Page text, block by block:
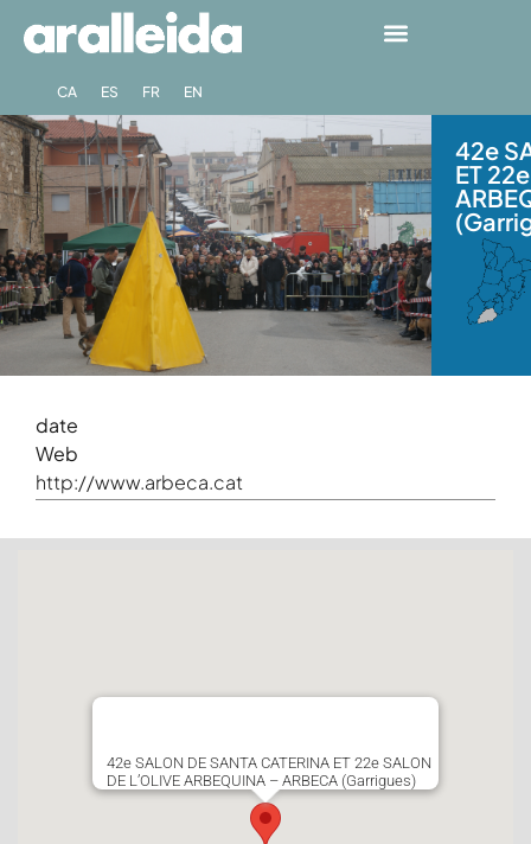
CA ES FR EN
42e
ET
date
Web
http://www.arbeca.cat
42e SALON DE SANTA CATERINA ET 22e SALON
DE L’OLIVE ARBEQUINA – ARBECA (Garrigues)